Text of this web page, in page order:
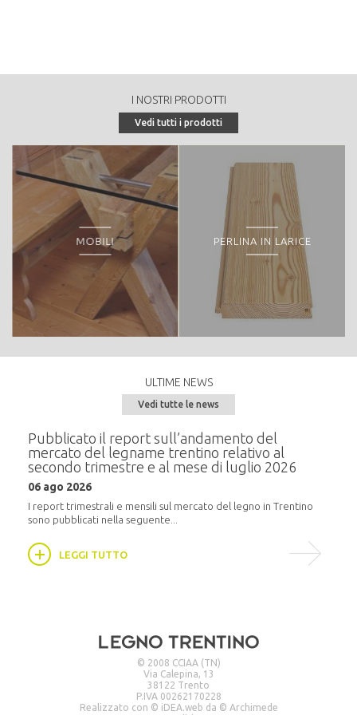
Peculiarità o particolarità della proprietà forestale:
- Riserva naturale provinciale, SIC PALU' DI BONIPRATI IT3120066
I NOSTRI PRODOTTI
Vedi tutti i prodotti
MOBILI PERLINA IN LARICE
ULTIME NEWS
Vedi tutte le news
Pubblicato il report sull’andamento del
mercato del legname trentino relativo al
secondo trimestre e al mese di luglio 2026
06 ago 2026
I report trimestrali e mensili sul mercato del legno in Trentino
sono pubblicati nella seguente...
LEGGI TUTTO
© 2008 CCIAA (TN)
Via Calepina, 13
38122 Trento
P.IVA 00262170228
Realizzato con © iDEA.web da © Archimede